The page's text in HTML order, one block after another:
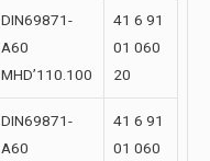
DIN69871-
A60
MHD’110.100
41 6 91
01 060
20
DIN69871-
A60
41 6 91
01 060